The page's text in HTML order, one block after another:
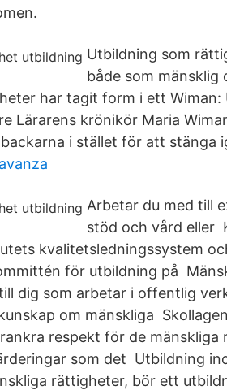
Utbildning som
både som
har tagit form i ett
Lärarens krönikör Maria
i stället för att stänga
Arbetar du med till
stöd och vård eller
kvalitetsledningssystem
för utbildning på
dig som arbetar i offentlig
om mänskliga
respekt för de
som det Utbildning
rättigheter, bör ett